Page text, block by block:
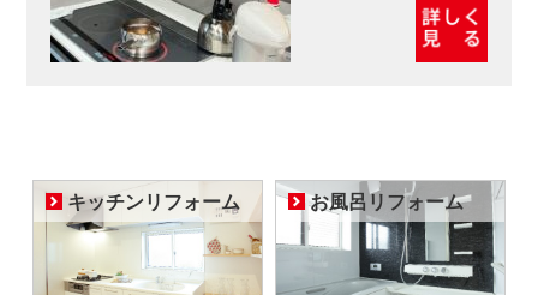
キッチンリフォーム お風呂リフォーム